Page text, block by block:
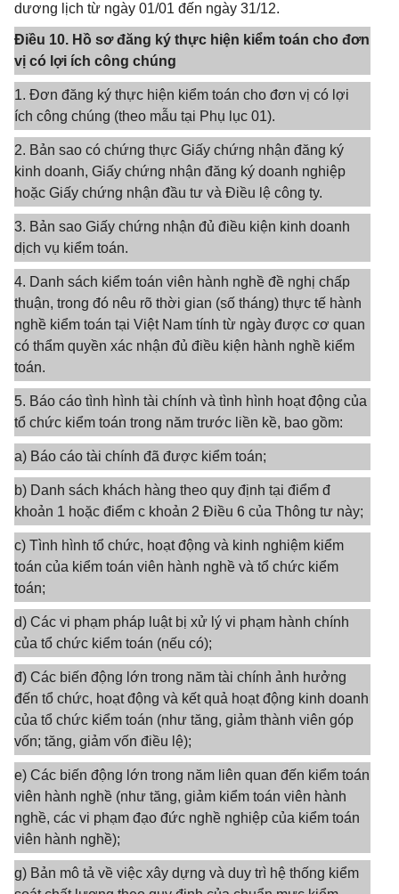
dương lịch từ ngày 01/01 đến ngày 31/12.
Điều 10. Hồ sơ đăng k‎ý thực hiện kiểm toán cho đơn
vị có lợi ích công chúng
1. Đơn đăng ký thực hiện kiểm toán cho đơn vị có lợi
ích công chúng (theo mẫu tại Phụ lục 01).
2. Bản sao có chứng thực Giấy chứng nhận đăng ký
kinh doanh, Giấy chứng nhận đăng ký doanh nghiệp
hoặc Giấy chứng nhận đầu tư và Điều lệ công ty.
3. Bản sao Giấy chứng nhận đủ điều kiện kinh doanh
dịch vụ kiểm toán.
4. Danh sách kiểm toán viên hành nghề đề nghị chấp
thuận, trong đó nêu rõ thời gian (số tháng) thực tế hành
nghề kiểm toán tại Việt Nam tính từ ngày được cơ quan
có thẩm quyền xác nhận đủ điều kiện hành nghề kiểm
toán.
5. Báo cáo tình hình tài chính và tình hình hoạt động của
tổ chức kiểm toán trong năm trước liền kề, bao gồm:
a) Báo cáo tài chính đã được kiểm toán;
b) Danh sách khách hàng theo quy định tại điểm đ
khoản 1 hoặc điểm c khoản 2 Điều 6 của Thông tư này;
c) Tình hình tổ chức, hoạt động và kinh nghiệm kiểm
toán của kiểm toán viên hành nghề và tổ chức kiểm
toán;
d) Các vi phạm pháp luật bị xử lý vi phạm hành chính
của tổ chức kiểm toán (nếu có);
đ) Các biến động lớn trong năm tài chính ảnh hưởng
đến tổ chức, hoạt động và kết quả hoạt động kinh doanh
của tổ chức kiểm toán (như tăng, giảm thành viên góp
vốn; tăng, giảm vốn điều lệ);
e) Các biến động lớn trong năm liên quan đến kiểm toán
viên hành nghề (như tăng, giảm kiểm toán viên hành
nghề, các vi phạm đạo đức nghề nghiệp của kiểm toán
viên hành nghề);
g) Bản mô tả về việc xây dựng và duy trì hệ thống kiểm